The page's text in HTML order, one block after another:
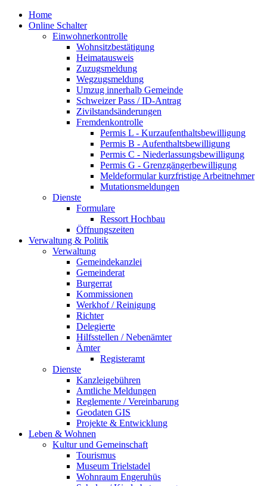
Home
Online Schalter
Einwohnerkontrolle
Wohnsitzbestätigung
Heimatausweis
Zuzugsmeldung
Wegzugsmeldung
Umzug innerhalb Gemeinde
Schweizer Pass / ID-Antrag
Zivilstandsänderungen
Fremdenkontrolle
Permis L - Kurzaufenthaltsbewilligung
Permis B - Aufenthaltsbewilligung
Permis C - Niederlassungsbewilligung
Permis G - Grenzgängerbewilligung
Meldeformular kurzfristige Arbeitnehmer
Mutationsmeldungen
Dienste
Formulare
Ressort Hochbau
Öffnungszeiten
Verwaltung & Politik
Verwaltung
Gemeindekanzlei
Gemeinderat
Burgerrat
Kommissionen
Werkhof / Reinigung
Richter
Delegierte
Hilfsstellen / Nebenämter
Ämter
Registeramt
Dienste
Kanzleigebühren
Amtliche Meldungen
Reglemente / Vereinbarung
Geodaten GIS
Projekte & Entwicklung
Leben & Wohnen
Kultur und Gemeinschaft
Tourismus
Museum Trielstadel
Wohnraum Engeruhüs